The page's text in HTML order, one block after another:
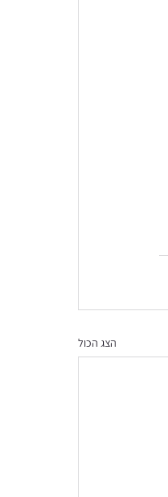
הצג הכול